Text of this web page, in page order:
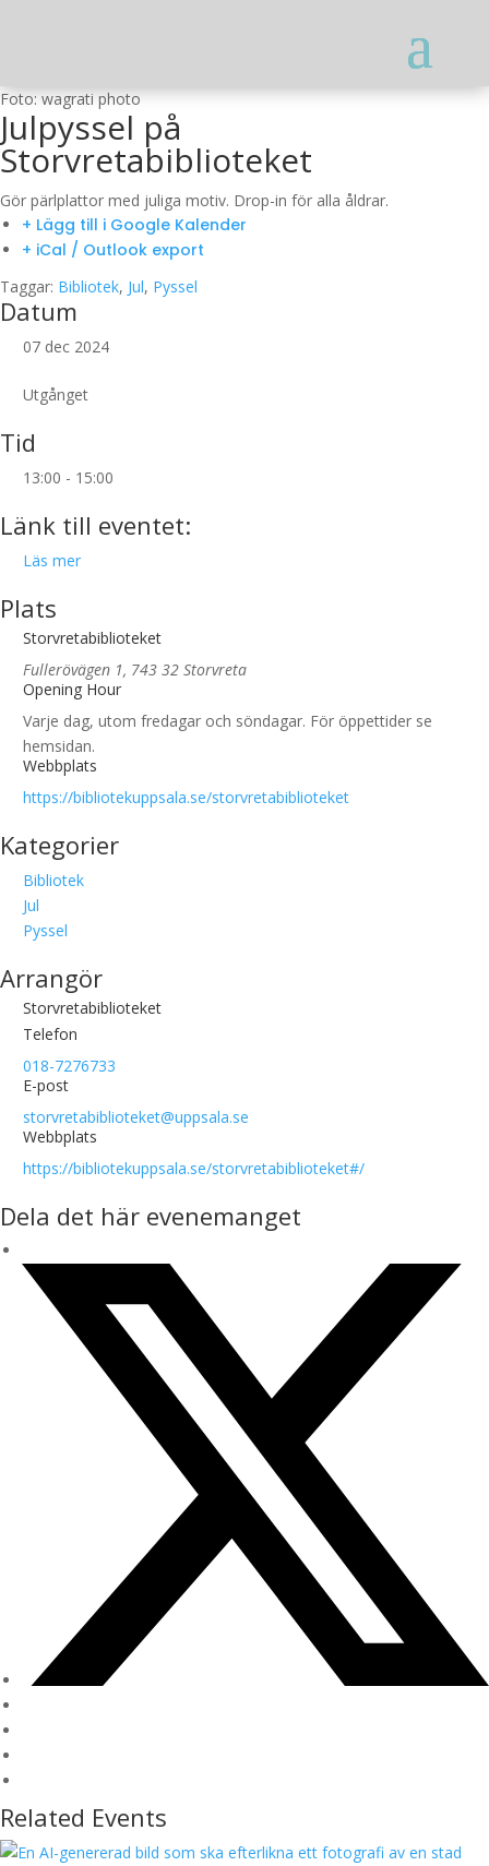
Foto: wagrati photo
Julpyssel på
Storvretabiblioteket
Gör pärlplattor med juliga motiv. Drop-in för alla åldrar.
+ Lägg till i Google Kalender
+ iCal / Outlook export
Taggar: Bibliotek, Jul, Pyssel
Datum
07 dec 2024
Utgånget
Tid
13:00 - 15:00
Länk till eventet:
Läs mer
Plats
Storvretabiblioteket
Fullerövägen 1, 743 32 Storvreta
Opening Hour
Varje dag, utom fredagar och söndagar. För öppettider se
hemsidan.
Webbplats
https://bibliotekuppsala.se/storvretabiblioteket
Kategorier
Bibliotek
Jul
Pyssel
Arrangör
Storvretabiblioteket
Telefon
018-7276733
E-post
storvretabiblioteket@uppsala.se
Webbplats
https://bibliotekuppsala.se/storvretabiblioteket#/
Dela det här evenemanget
Related Events